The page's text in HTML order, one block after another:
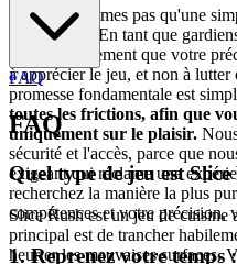
Nous ne sommes pas qu'une
philosophie. En tant que
fondamentalement que votre
à apprécier le jeu, et non à
promesse fondamentale est
toutes les frictions, afin que
uniquement sur le plaisir.
sécurité et l'accès, parce que
exigeant qui réclame une
recherchez la manière la plus
compétences et votre précision,
1. Reprenez votre
FAQ
FAQ
Quel type de jeu est
Slice Rush est un jeu de
principal est de trancher
heurter les mauvaises surfaces.